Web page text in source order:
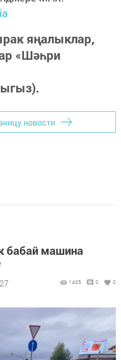
яңалыклар,
«Шәһри
новости
бабай машина
1405 0 0